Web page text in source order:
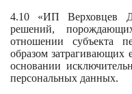
4.10 «ИП Верховцев
решений,
отношении субъекта
образом затрагивающих
основании
персональных данных.